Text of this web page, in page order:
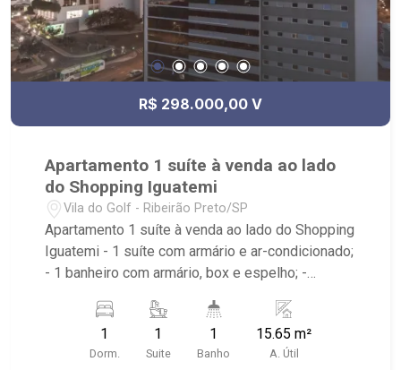
R$ 298.000,00 V
Apartamento 1 suíte à venda ao lado
do Shopping Iguatemi
Vila do Golf - Ribeirão Preto/SP
Apartamento 1 suíte à venda ao lado do Shopping
Iguatemi - 1 suíte com armário e ar-condicionado;
- 1 banheiro com armário, box e espelho; -
lado do Shopping Iguatemi, SPOT Complexo
Esportivo e Espaço Golf.
1
Dorm.
1
Suite
1
Banho
15.65 m²
A. Útil